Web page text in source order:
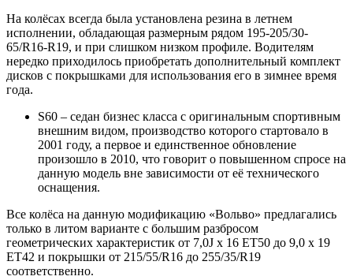
На колёсах всегда была установлена резина в летнем
исполнении, обладающая размерным рядом 195-205/30-
65/R16-R19, и при слишком низком профиле. Водителям
нередко приходилось приобретать дополнительный комплект
дисков с покрышками для использования его в зимнее время
года.
S60 – седан бизнес класса с оригинальным спортивным
внешним видом, производство которого стартовало в
2001 году, а первое и единственное обновление
произошло в 2010, что говорит о повышенном спросе на
данную модель вне зависимости от её технического
оснащения.
Все колёса на данную модификацию «Вольво» предлагались
только в литом варианте с большим разбросом
геометрических характеристик от 7,0J x 16 ET50 до 9,0 x 19
ET42 и покрышки от 215/55/R16 до 255/35/R19
соответственно.